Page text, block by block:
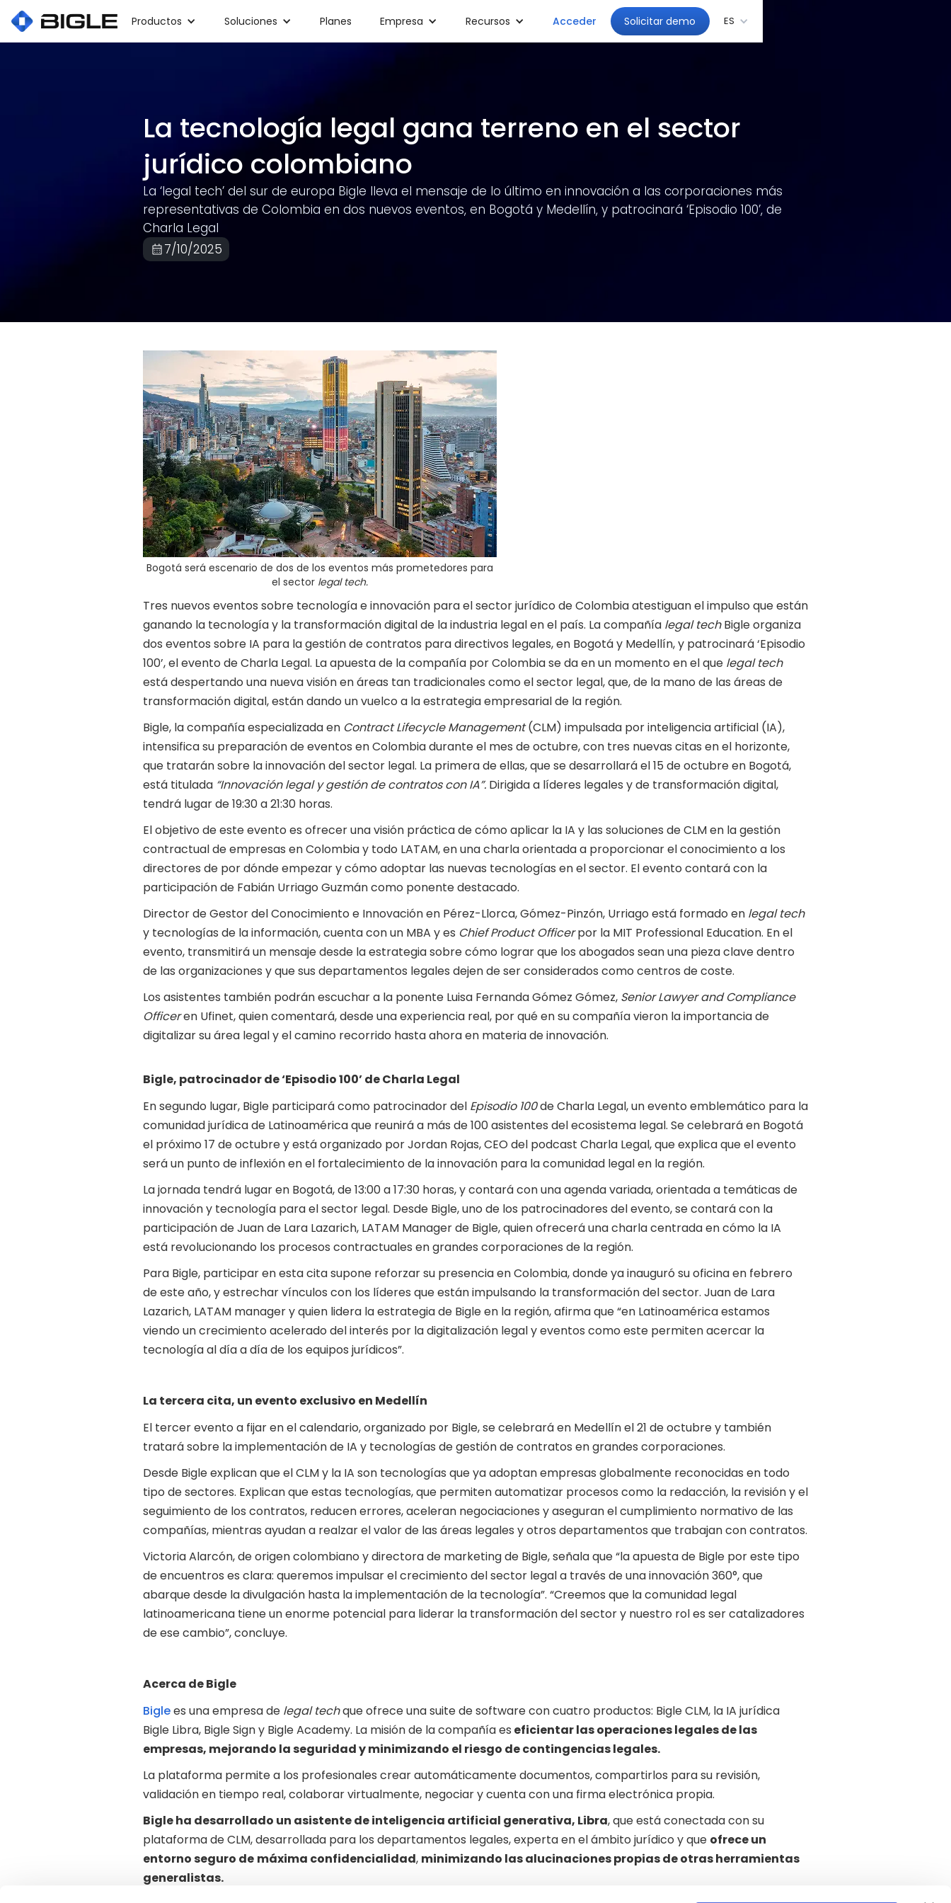
Productos Soluciones Planes Empresa Recursos Acceder Solicitar demo ES
La tecnología legal gana terreno en el sector
jurídico colombiano
La ‘legal tech’ del sur de europa Bigle lleva el mensaje de lo último en innovación a las corporaciones más
representativas de Colombia en dos nuevos eventos, en Bogotá y Medellín, y patrocinará ‘Episodio 100’, de
Charla Legal
7/10/2025
Bogotá será escenario de dos de los eventos más prometedores para
el sector legal tech.
Tres nuevos eventos sobre tecnología e innovación para el sector jurídico de Colombia atestiguan el impulso que están
ganando la tecnología y la transformación digital de la industria legal en el país. La compañía legal techBigle organiza
dos eventos sobre IA para la gestión de contratos para directivos legales, en Bogotá y Medellín, y patrocinará ‘Episodio
100’, el evento de Charla Legal. La apuesta de la compañía por Colombia se da en un momento en el que legal tech
está despertando una nueva visión en áreas tan tradicionales como el sector legal, que, de la mano de las áreas de
transformación digital, están dando un vuelco a la estrategia empresarial de la región.
Bigle, la compañía especializada en Contract Lifecycle Management(CLM) impulsada por inteligencia artificial (IA),
intensifica su preparación de eventos en Colombia durante el mes de octubre, con tres nuevas citas en el horizonte,
que tratarán sobre la innovación del sector legal. La primera de ellas, que se desarrollará el 15 de octubre en Bogotá,
está titulada “Innovación legal y gestión de contratos con IA”. Dirigida a líderes legales y de transformación digital,
tendrá lugar de 19:30 a 21:30 horas.
El objetivo de este evento es ofrecer una visión práctica de cómo aplicar la IA y las soluciones de CLM en la gestión
contractual de empresas en Colombia y todo LATAM, en una charla orientada a proporcionar el conocimiento a los
directores de por dónde empezar y cómo adoptar las nuevas tecnologías en el sector. El evento contará con la
participación de Fabián Urriago Guzmán como ponente destacado.
Director de Gestor del Conocimiento e Innovación en Pérez-Llorca, Gómez-Pinzón, Urriago está formado en legal tech
y tecnologías de la información, cuenta con un MBA y es Chief Product Officerpor la MIT Professional Education. En el
evento, transmitirá un mensaje desde la estrategia sobre cómo lograr que los abogados sean una pieza clave dentro
de las organizaciones y que sus departamentos legales dejen de ser considerados como centros de coste.
Los asistentes también podrán escuchar a la ponente Luisa Fernanda Gómez Gómez, Senior Lawyer and Compliance
Officeren Ufinet, quien comentará, desde una experiencia real, por qué en su compañía vieron la importancia de
digitalizar su área legal y el camino recorrido hasta ahora en materia de innovación.
Bigle, patrocinador de ‘Episodio 100’ de Charla Legal
En segundo lugar, Bigle participará como patrocinador del Episodio 100de Charla Legal, un evento emblemático para la
comunidad jurídica de Latinoamérica que reunirá a más de 100 asistentes del ecosistema legal. Se celebrará en Bogotá
el próximo 17 de octubre y está organizado por Jordan Rojas, CEO del podcast Charla Legal, que explica que el evento
será un punto de inflexión en el fortalecimiento de la innovación para la comunidad legal en la región.
La jornada tendrá lugar en Bogotá, de 13:00 a 17:30 horas, y contará con una agenda variada, orientada a temáticas de
innovación y tecnología para el sector legal. Desde Bigle, uno de los patrocinadores del evento, se contará con la
participación de Juan de Lara Lazarich, LATAM Manager de Bigle, quien ofrecerá una charla centrada en cómo la IA
está revolucionando los procesos contractuales en grandes corporaciones de la región.
Para Bigle, participar en esta cita supone reforzar su presencia en Colombia, donde ya inauguró su oficina en febrero
de este año, y estrechar vínculos con los líderes que están impulsando la transformación del sector. Juan de Lara
Lazarich, LATAM manager y quien lidera la estrategia de Bigle en la región, afirma que “en Latinoamérica estamos
viendo un crecimiento acelerado del interés por la digitalización legal y eventos como este permiten acercar la
tecnología al día a día de los equipos jurídicos”.
La tercera cita, un evento exclusivo en Medellín
El tercer evento a fijar en el calendario, organizado por Bigle, se celebrará en Medellín el 21 de octubre y también
tratará sobre la implementación de IA y tecnologías de gestión de contratos en grandes corporaciones.
Desde Bigle explican que el CLM y la IA son tecnologías que ya adoptan empresas globalmente reconocidas en todo
tipo de sectores. Explican que estas tecnologías, que permiten automatizar procesos como la redacción, la revisión y el
seguimiento de los contratos, reducen errores, aceleran negociaciones y aseguran el cumplimiento normativo de las
compañías, mientras ayudan a realzar el valor de las áreas legales y otros departamentos que trabajan con contratos.
Victoria Alarcón, de origen colombiano y directora de marketing de Bigle, señala que “la apuesta de Bigle por este tipo
de encuentros es clara: queremos impulsar el crecimiento del sector legal a través de una innovación 360°, que
abarque desde la divulgación hasta la implementación de la tecnología”. “Creemos que la comunidad legal
latinoamericana tiene un enorme potencial para liderar la transformación del sector y nuestro rol es ser catalizadores
de ese cambio”, concluye.
Acerca de Bigle
Biglees una empresa de legal techque ofrece una suite de software con cuatro productos: Bigle CLM, la IA jurídica
Bigle Libra, Bigle Sign y Bigle Academy. La misión de la compañía es eficientar las operaciones legales de las
empresas, mejorando la seguridad y minimizando el riesgo de contingencias legales.
La plataforma permite a los profesionales crear automáticamente documentos, compartirlos para su revisión,
validación en tiempo real, colaborar virtualmente, negociar y cuenta con una firma electrónica propia.
Bigle ha desarrollado un asistente de inteligencia artificial generativa, Libra, que está conectada con su
plataforma de CLM, desarrollada para los departamentos legales, experta en el ámbito jurídico y que ofrece un
entorno seguro de máxima confidencialidad, minimizando las alucinaciones propias de otras herramientas
generalistas.